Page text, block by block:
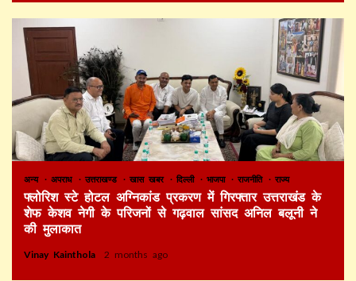
अन्य अपराध उत्तराखण्ड खास खबर दिल्ली भाजपा राजनीति राज्य
फ्लोरिश स्टे होटल अग्निकांड प्रकरण में गिरफ्तार उत्तराखंड के
शेफ केशव नेगी के परिजनों से गढ़वाल सांसद अनिल बलूनी ने
की मुलाकात
Vinay Kainthola 2 months ago